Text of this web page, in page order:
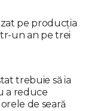
pe producția
un an pe trei
trebuie să ia
a reduce
de seară